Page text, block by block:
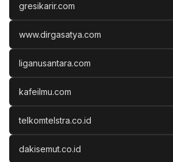
gresikarir.com
www.dirgasatya.com
liganusantara.com
kafeilmu.com
telkomtelstra.co.id
dakisemut.co.id